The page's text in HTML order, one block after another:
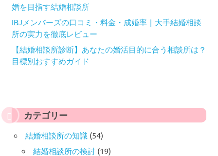
婚を目指す結婚相談所
IBJメンバーズの口コミ・料金・成婚率｜大手結婚相談
所の実力を徹底レビュー
【結婚相談所診断】あなたの婚活目的に合う相談所は？
目標別おすすめガイド
カテゴリー
結婚相談所の知識 (54)
結婚相談所の検討(19)